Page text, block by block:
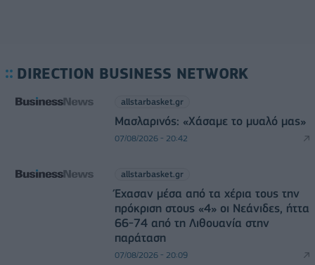
DIRECTION BUSINESS NETWORK
allstarbasket.gr
Μασλαρινός: «Χάσαμε το μυαλό μας»
07/08/2026 - 20:42
allstarbasket.gr
Έχασαν μέσα από τα χέρια τους την
πρόκριση στους «4» οι Νεάνιδες, ήττα
66-74 από τη Λιθουανία στην
παράταση
07/08/2026 - 20:09